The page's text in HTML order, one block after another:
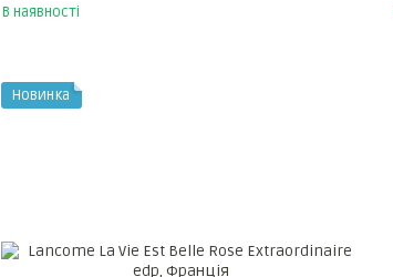
В наявності
Новинка